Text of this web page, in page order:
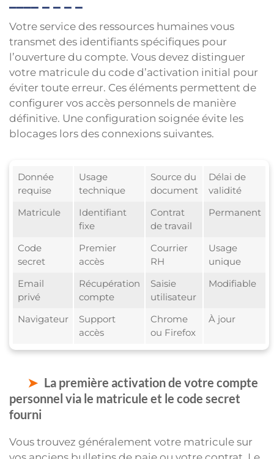
Votre service des ressources humaines vous
transmet des identifiants spécifiques pour
l’ouverture du compte. Vous devez distinguer
votre matricule du code d’activation initial pour
éviter toute erreur. Ces éléments permettent de
configurer vos accès personnels de manière
définitive. Une configuration soignée évite les
blocages lors des connexions suivantes.
Donnée
requise
Usage
technique
Source du
document
Délai de
validité
Matricule
Identifiant
fixe
Contrat
de travail
Permanent
Code
secret
Premier
accès
Courrier
RH
Usage
unique
Email
privé
Récupération
compte
Saisie
utilisateur
Modifiable
Navigateur
Support
accès
Chrome
ou Firefox
À jour
La première activation de votre compte
personnel via le matricule et le code secret
fourni
Vous trouvez généralement votre matricule sur